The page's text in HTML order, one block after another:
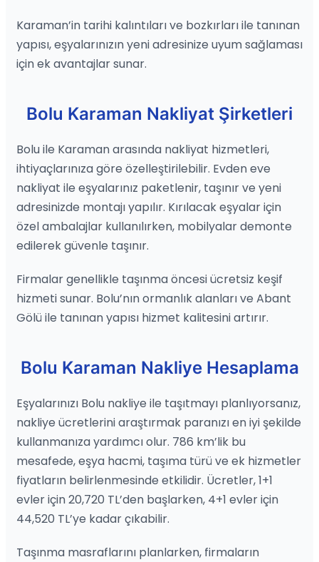
Karaman’in tarihi kalıntıları ve bozkırları ile tanınan
yapısı, eşyalarınızın yeni adresinize uyum sağlaması
için ek avantajlar sunar.
Bolu Karaman Nakliyat Şirketleri
Bolu ile Karaman arasında nakliyat hizmetleri,
ihtiyaçlarınıza göre özelleştirilebilir. Evden eve
nakliyat ile eşyalarınız paketlenir, taşınır ve yeni
adresinizde montajı yapılır. Kırılacak eşyalar için
özel ambalajlar kullanılırken, mobilyalar demonte
edilerek güvenle taşınır.
Firmalar genellikle taşınma öncesi ücretsiz keşif
hizmeti sunar. Bolu’nın ormanlık alanları ve Abant
Gölü ile tanınan yapısı hizmet kalitesini artırır.
Bolu Karaman Nakliye Hesaplama
Eşyalarınızı Bolu nakliye ile taşıtmayı planlıyorsanız,
nakliye ücretlerini araştırmak paranızı en iyi şekilde
kullanmanıza yardımcı olur. 786 km’lik bu
mesafede, eşya hacmi, taşıma türü ve ek hizmetler
fiyatların belirlenmesinde etkilidir. Ücretler, 1+1
evler için 20,720 TL’den başlarken, 4+1 evler için
44,520 TL’ye kadar çıkabilir.
Taşınma masraflarını planlarken, firmaların